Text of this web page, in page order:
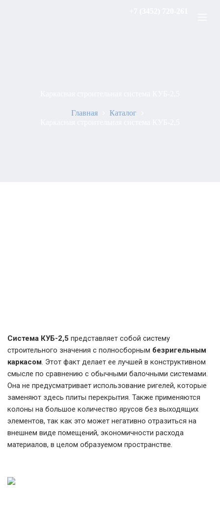
Главная
Каталог
Система КУБ-2,5 представляет собой систему
строительного значения с полносборным безригельным
каркасом. Этот факт делает ее лучшей в конструктивном
смысле по сравнению с обычными балочными системами.
Она не предусматривает использование ригелей, которые
заменяют здесь плиты перекрытия. Также применяются
колоны на большое количество ярусов без выходящих
элементов, так как это может негативно отразиться на
внешнем виде помещений, экономичности расхода
материалов, в целом образуемом пространстве.